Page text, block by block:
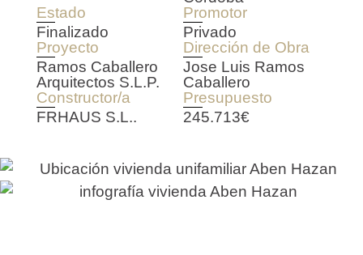
Estado
Finalizado
Promotor
Privado
Proyecto
Ramos Caballero
Arquitectos S.L.P.
Dirección de Obra
Jose Luis Ramos
Caballero
Constructor/a
FRHAUS S.L..
Presupuesto
245.713€